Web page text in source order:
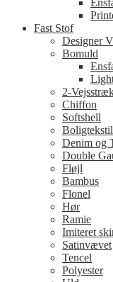
Fast Stof
Designer
Bomuld
2-
Chiffon
Softshell
Denim og
Double
Fløjl
Bambus
Flonel
Hør
Ramie
Imiteret
Satinvævet
Tencel
Polyester